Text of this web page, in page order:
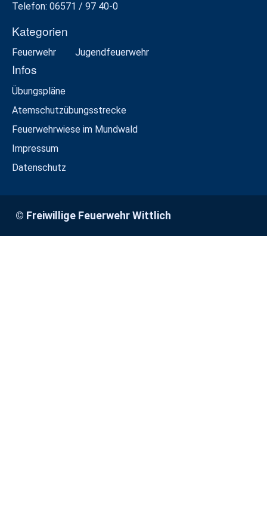
Telefon: 06571 / 97 40-0
Kategorien
Feuerwehr Jugendfeuerwehr
Infos
Übungspläne
Atemschutzübungsstrecke
Feuerwehrwiese im Mundwald
Impressum
Datenschutz
© Freiwillige Feuerwehr Wittlich